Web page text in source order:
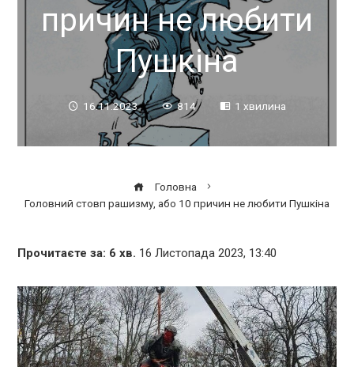
причин не любити
Пушкіна
16.11.2023 814 1 хвилина
Головна
Головний стовп рашизму, або 10 причин не любити Пушкіна
Прочитаєте за: 6 хв. 16 Листопада 2023, 13:40